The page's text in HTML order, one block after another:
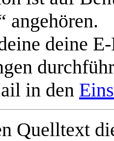
angehören.
deine
in den
Quelltext